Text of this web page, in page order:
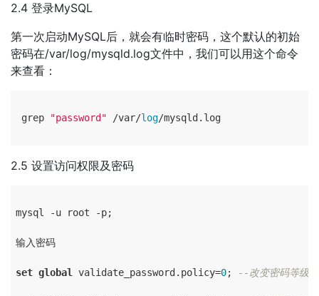
2.4 登录MySQL
第一次启动MySQL后，就会有临时密码，这个默认的初始
密码在/var/log/mysqld.log文件中，我们可以用这个命令
来查看：
grep "password" /var/log/mysqld.log
2.5 设置访问权限及密码
mysql -u root -p;
输入密码
set global validate_password.policy=0; --改变密码等级